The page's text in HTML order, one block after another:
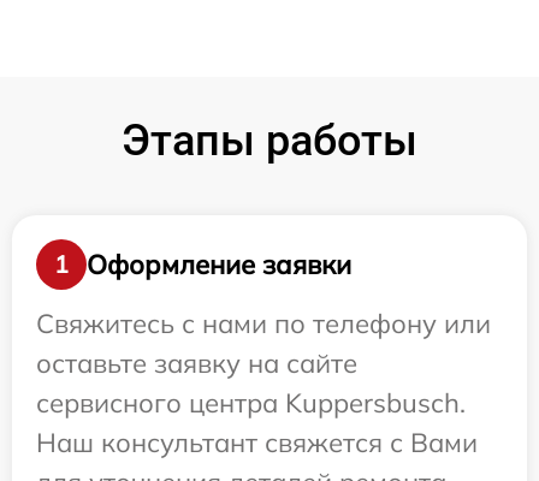
Этапы работы
1
Оформление заявки
Свяжитесь с нами по телефону или
оставьте заявку на сайте
сервисного центра Kuppersbusch.
Наш консультант свяжется с Вами